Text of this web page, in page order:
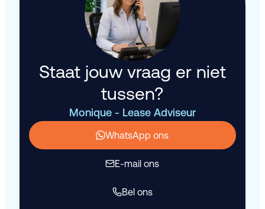
Staat jouw vraag er niet
tussen?
Monique - Lease Adviseur
WhatsApp ons
E-mail ons
Bel ons